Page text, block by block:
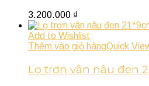
3.200.000 ₫
Add to Wishlist
Thêm vào giỏ hàngQuick
Lọ trơn vân nâu đen